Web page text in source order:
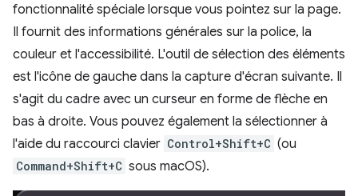
fonctionnalité spéciale lorsque vous pointez sur la page.
Il fournit des informations générales sur la police, la
couleur et l'accessibilité. L'outil de sélection des éléments
est l'icône de gauche dans la capture d'écran suivante. Il
s'agit du cadre avec un curseur en forme de flèche en
bas à droite. Vous pouvez également la sélectionner à
l'aide du raccourci clavier Control+Shift+C (ou
Command+Shift+C sous macOS).